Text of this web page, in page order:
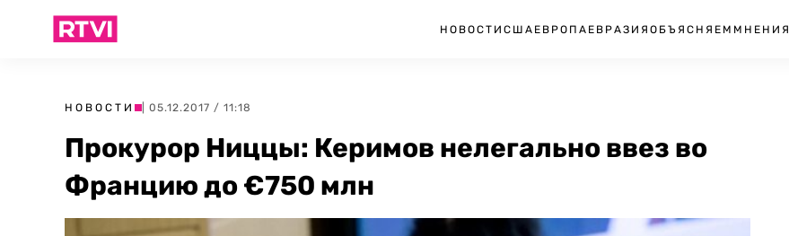
НОВОСТИ США ЕВРОПА ЕВРАЗИЯ ОБЪЯСНЯЕМ МНЕНИЯ
НОВОСТИ | 05.12.2017 / 11:18
Прокурор Ниццы: Керимов нелегально ввез во
Францию до €750 млн